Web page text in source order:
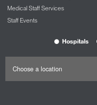
Medical Staff Services
Staff Events
Hospitals